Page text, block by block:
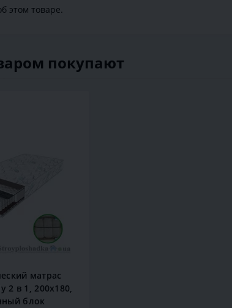
этом товаре.
покупают
матрас
2 в 1, 200x180,
блок